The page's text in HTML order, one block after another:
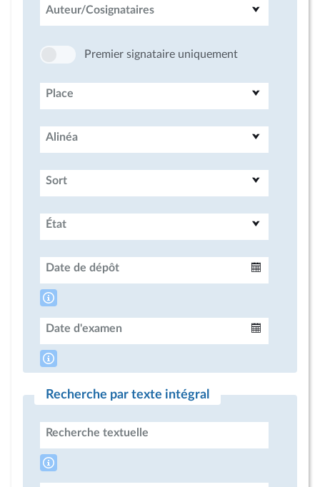
Auteur/Cosignataires
Premier signataire uniquement
Place
Alinéa
Sort
État
Date de dépôt
Date d'examen
Recherche par texte intégral
Recherche textuelle